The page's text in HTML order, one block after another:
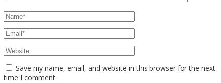
Save my name, email, and website in this browser for the next
time I comment.